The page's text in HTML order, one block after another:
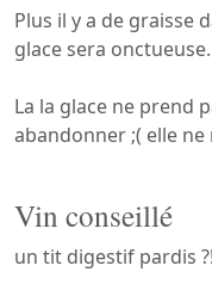
Plus il y a de graisse
glace sera onctueuse.
La la glace ne prend
abandonner ;( elle
Vin conseillé
un tit digestif pardis ?!